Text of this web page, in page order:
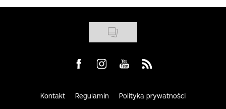
Visit us on Facebook
Visit us on Instagram
Visit us on Youtube
Visit us on Rss
Kontakt Regulamin Polityka prywatności